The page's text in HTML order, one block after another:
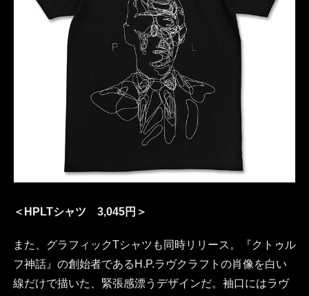
＜HPLTシャツ 3,045円＞
また、グラフィックTシャツも同時リリース。『クトゥル
フ神話』の創始者であるH.P.ラヴクラフトの肖像を白い
線だけで描いた、緊張感漂うデザインだ。袖口にはラヴ